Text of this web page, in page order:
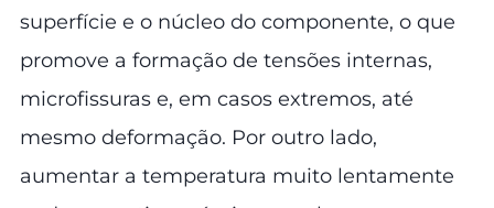
superfície e o núcleo do componente, o que
promove a formação de tensões internas,
microfissuras e, em casos extremos, até
mesmo deformação. Por outro lado,
aumentar a temperatura muito lentamente